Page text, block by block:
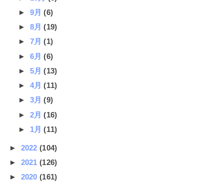
► 9月(6)
► 8月(19)
► 7月(1)
► 6月(6)
► 5月(13)
► 4月(11)
► 3月(9)
► 2月(16)
► 1月(11)
► 2022(104)
► 2021(126)
► 2020(161)